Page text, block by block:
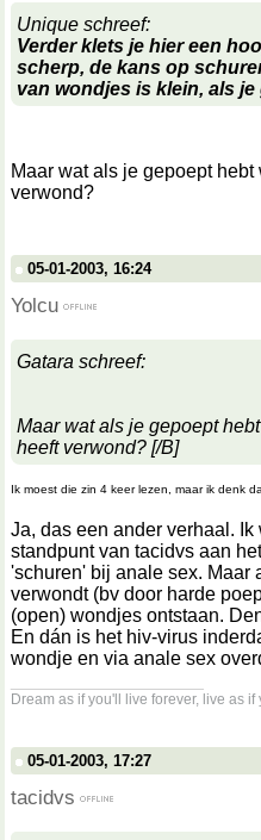
Unique schreef:
Verder klets je hier een
scherp, de kans op
van wondjes is klein, als
Maar wat als je gepoept
verwond?
05-01-2003, 16:24
Yolcu
Gatara schreef:
Maar wat als je gepoept
heeft verwond? [/B]
Ik moest die zin 4 keer lezen, maar ik denk
Ja, das een ander verhaal.
standpunt van tacidvs aan
'schuren' bij anale sex. Maar
verwondt (bv door harde
(open) wondjes ontstaan.
En dán is het hiv-virus
wondje en via anale sex
Dream as if you'll live forever, live as
05-01-2003, 17:27
tacidvs